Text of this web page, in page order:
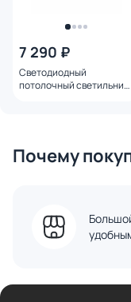
7 290 ₽
Светодиодный
потолочный светильник
Почему